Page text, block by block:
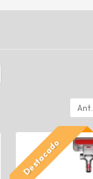
Ant.
Destacado